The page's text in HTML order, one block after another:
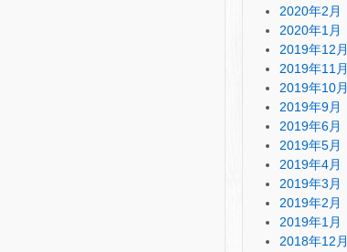
2020年2月
2020年1月
2019年12月
2019年11月
2019年10月
2019年9月
2019年6月
2019年5月
2019年4月
2019年3月
2019年2月
2019年1月
2018年12月